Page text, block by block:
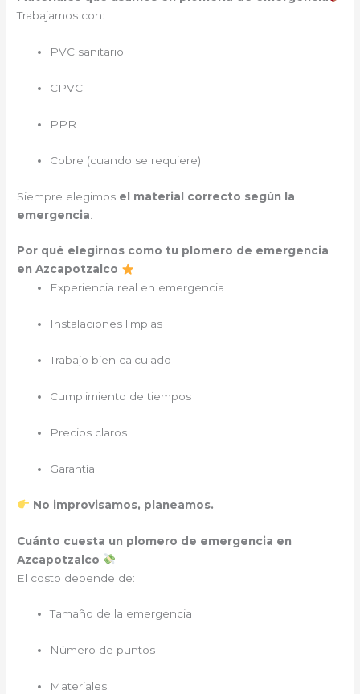
Trabajamos con:
PVC sanitario
CPVC
PPR
Cobre (cuando se requiere)
Siempre elegimos el material correcto según la
emergencia
Por qué elegirnos como tu plomero de emergencia
en Azcapotzalco
Experiencia real en emergencia
Instalaciones limpias
Trabajo bien calculado
Cumplimiento de tiempos
Precios claros
Garantía
No improvisamos, planeamos.
Cuánto cuesta un plomero de emergencia en
Azcapotzalco
El costo depende de:
Tamaño de la emergencia
Número de puntos
Materiales